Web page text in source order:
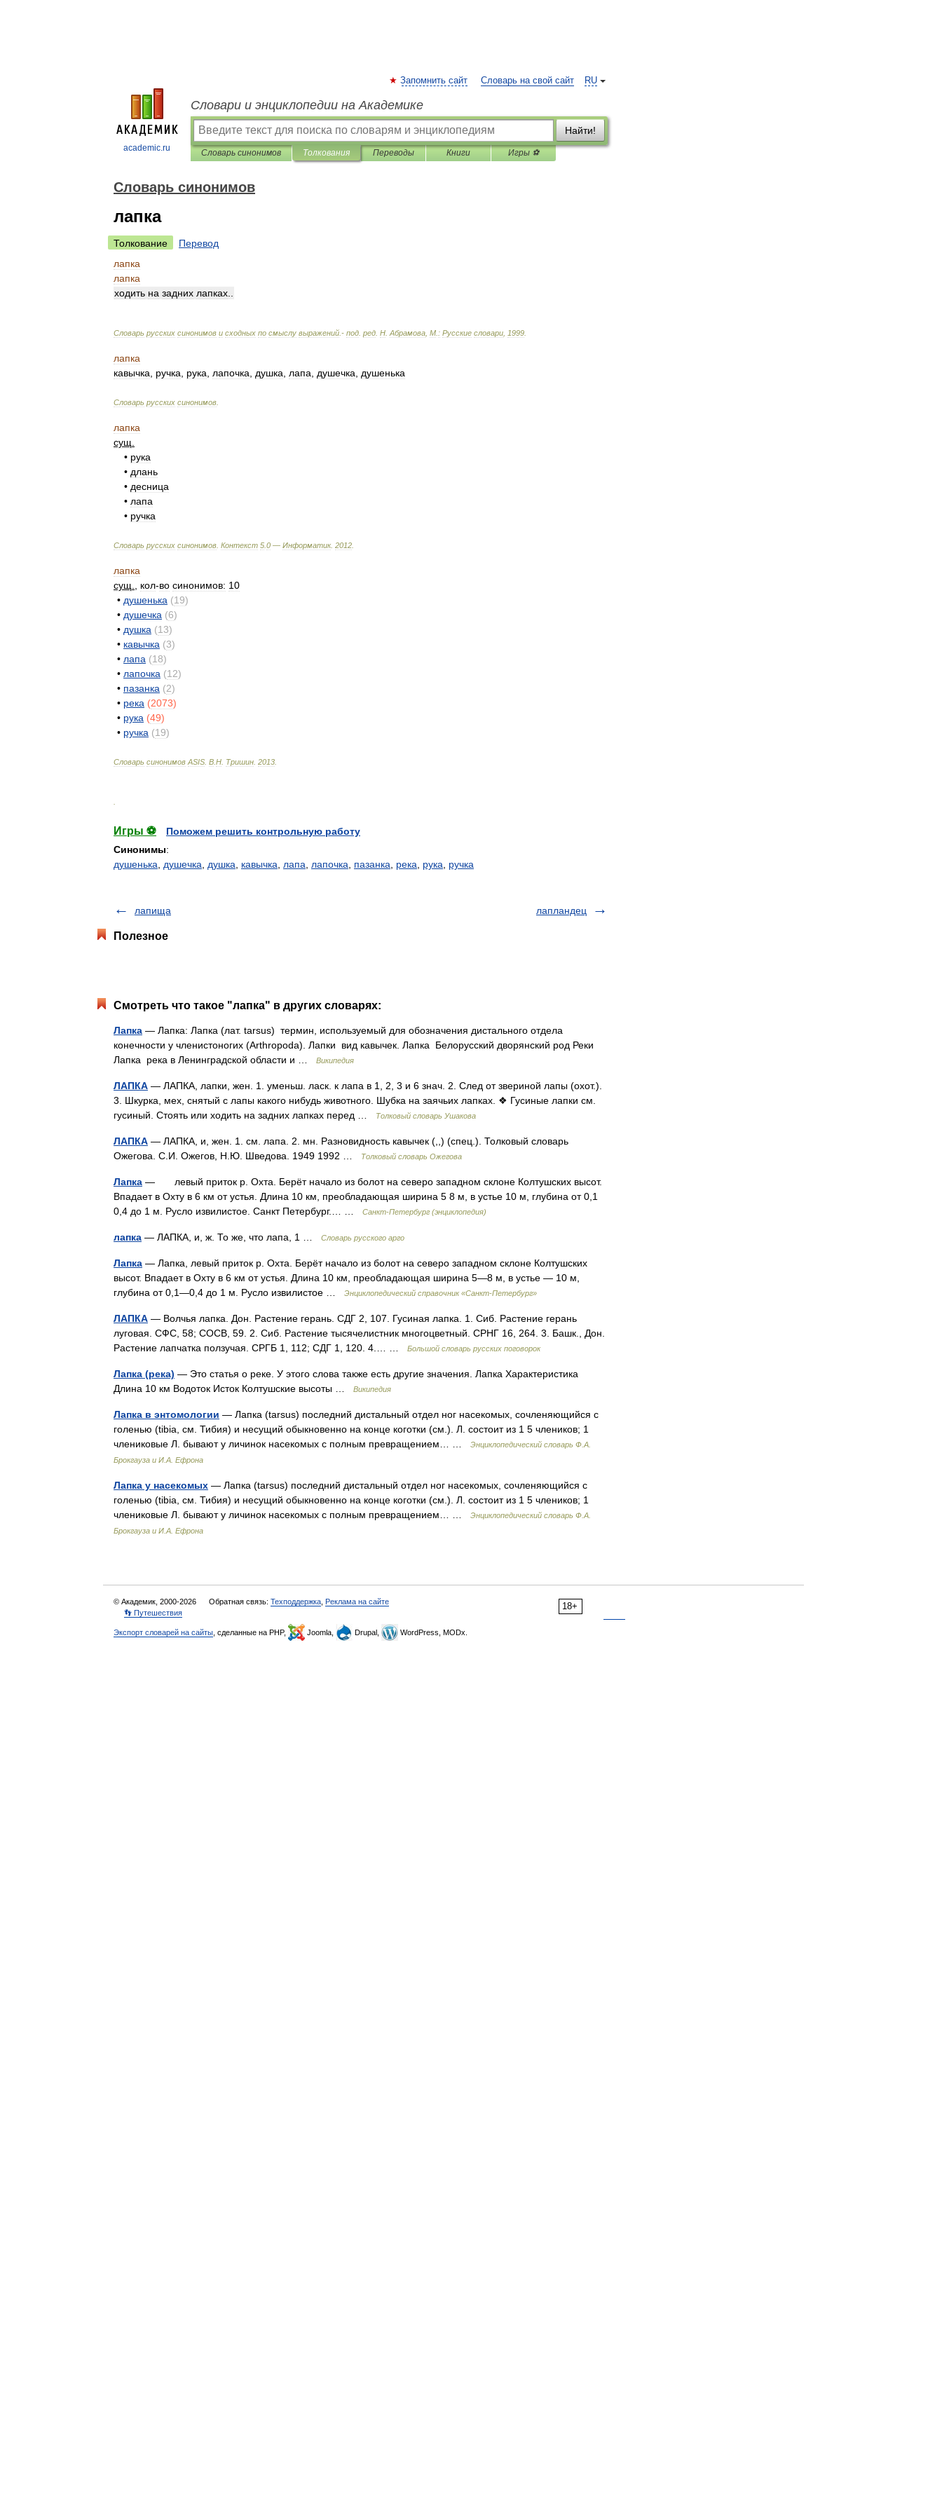
academic.ru
RU
Запомнить сайт Словарь на свой сайт
Словари и энциклопедии на Академике
Найти!
Словарь синонимов Толкования Переводы Книги Игры ⚽
Словарь синонимов
лапка
Толкование
Перевод
лапка
лапка
ходить на задних лапках
Словарь русских синонимов и сходных по смыслу выражений .- под ред Н Абрамова М : Русские словари 1999
лапка
кавычка
ручка рука лапочка душка лапа душечка душенька
Словарь русских синонимов
лапка
сущ
• рука
• длань
• десница
• лапа
• ручка
Словарь русских синонимов Контекст 5 0 — Информатик. 2012
лапка
сущ
кол-во синонимов: 10
• душенька (19)
• душечка (6)
• душка (13)
• кавычка (3)
• лапа (18)
• лапочка (12)
• пазанка (2)
• река (2073)
• рука (49)
• ручка (19)
Словарь синонимов ASIS В Н Тришин 2013
Игры ⚽
Поможем решить контрольную работу
Синонимы:
душенька
душечка душка кавычка лапа лапочка пазанка река рука ручка
лапища лапландец
Полезное
Смотреть что такое "лапка" в других словарях:
Лапка — Лапка: Лапка (лат. tarsus) термин, используемый для обозначения дистального отдела
конечности у членистоногих (Arthropoda). Лапки вид кавычек. Лапка Белорусский дворянский род Реки
Лапка река в Ленинградской области и …
Википедия
ЛАПКА — ЛАПКА, лапки, жен. 1. уменьш. ласк. к лапа в 1, 2, 3 и 6 знач. 2. След от звериной лапы (охот.).
3. Шкурка, мех, снятый с лапы какого нибудь животного. Шубка на заячьих лапках. ❖ Гусиные лапки см.
гусиный. Стоять или ходить на задних лапках перед …
Толковый словарь Ушакова
ЛАПКА — ЛАПКА, и, жен. 1. см. лапа. 2. мн. Разновидность кавычек (,,) (спец.). Толковый словарь
Ожегова. С.И. Ожегов, Н.Ю. Шведова. 1949 1992 …
Толковый словарь Ожегова
Лапка — левый приток р. Охта. Берёт начало из болот на северо западном склоне Колтушских высот.
Впадает в Охту в 6 км от устья. Длина 10 км, преобладающая ширина 5 8 м, в устье 10 м, глубина от 0,1
0,4 до 1 м. Русло извилистое. Санкт Петербург.… …
Санкт-Петербург (энциклопедия)
лапка — ЛАПКА, и, ж. То же, что лапа, 1 … Словарь русского арго
Лапка — Лапка, левый приток р. Охта. Берёт начало из болот на северо западном склоне Колтушских
высот. Впадает в Охту в 6 км от устья. Длина 10 км, преобладающая ширина 5—8 м, в устье — 10 м,
глубина от 0,1—0,4 до 1 м. Русло извилистое …
Энциклопедический справочник «Санкт-Петербург»
ЛАПКА — Волчья лапка. Дон. Растение герань. СДГ 2, 107. Гусиная лапка. 1. Сиб. Растение герань
луговая. СФС, 58; СОСВ, 59. 2. Сиб. Растение тысячелистник многоцветный. СРНГ 16, 264. 3. Башк., Дон.
Растение лапчатка ползучая. СРГБ 1, 112; СДГ 1, 120. 4.… …
Большой словарь русских поговорок
Лапка (река) — Это статья о реке. У этого слова также есть другие значения. Лапка Характеристика
Длина 10 км Водоток Исток Колтушские высоты …
Википедия
Лапка в энтомологии — Лапка (tarsus) последний дистальный отдел ног насекомых, сочленяющийся с
голенью (tibia, см. Тибия) и несущий обыкновенно на конце коготки (см.). Л. состоит из 1 5 члеников; 1
члениковые Л. бывают у личинок насекомых с полным превращением… …
Энциклопедический словарь Ф.А.
Брокгауза и И.А. Ефрона
Лапка у насекомых — Лапка (tarsus) последний дистальный отдел ног насекомых, сочленяющийся с
голенью (tibia, см. Тибия) и несущий обыкновенно на конце коготки (см.). Л. состоит из 1 5 члеников; 1
члениковые Л. бывают у личинок насекомых с полным превращением… …
Энциклопедический словарь Ф.А.
Брокгауза и И.А. Ефрона
18+
© Академик, 2000-2026 Обратная связь: Техподдержка Реклама на сайте
👣 Путешествия
Экспорт словарей на сайты , сделанные на PHP, Joomla, Drupal, WordPress, MODx.